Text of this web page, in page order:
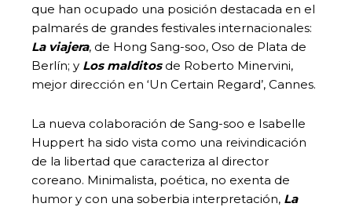
que han ocupado una posición destacada en el
palmarés de grandes festivales internacionales:
La viajera, de Hong Sang-soo, Oso de Plata de
Berlín; y Los malditosde Roberto Minervini,
mejor dirección en ‘Un Certain Regard’, Cannes.
La nueva colaboración de Sang-soo e Isabelle
Huppert ha sido vista como una reivindicación
de la libertad que caracteriza al director
coreano. Minimalista, poética, no exenta de
humor y con una soberbia interpretación, La